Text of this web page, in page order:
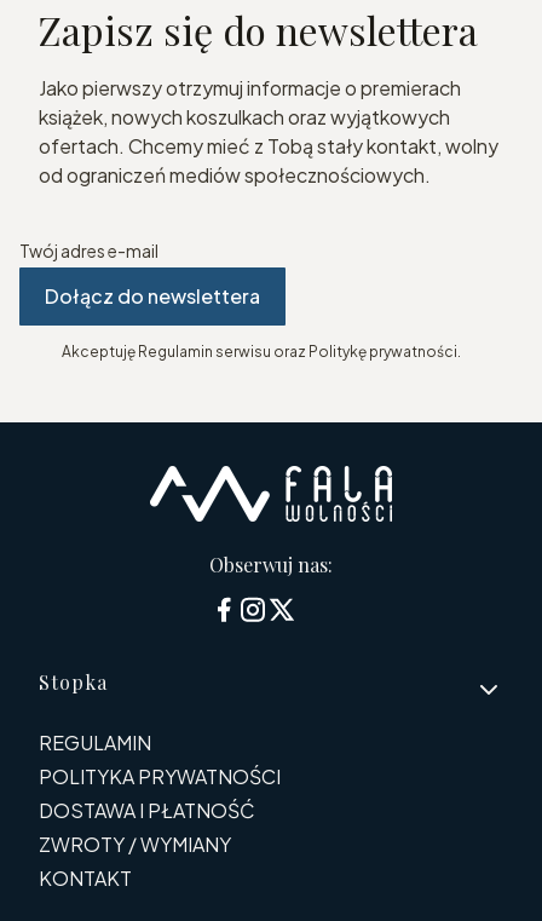
Zapisz się do newslettera
Jako pierwszy otrzymuj informacje o premierach
książek, nowych koszulkach oraz wyjątkowych
ofertach. Chcemy mieć z Tobą stały kontakt, wolny
od ograniczeń mediów społecznościowych.
Twój adres e-mail
Dołącz do newslettera
Akceptuję Regulamin serwisu oraz Politykę prywatności.
Obserwuj nas:
Linki w stopce
Stopka
REGULAMIN
POLITYKA PRYWATNOŚCI
DOSTAWA I PŁATNOŚĆ
ZWROTY / WYMIANY
KONTAKT